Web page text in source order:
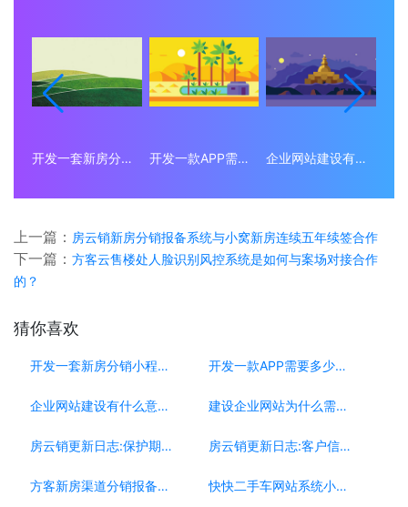
开发一套新房分销小程序系统要多少钱？ 开发一款APP需要多少钱？ 企业网站建设有什么意义？为什么要做企业网站？
上一篇： 房云销新房分销报备系统与小窝新房连续五年续签合作
下一篇： 方客云售楼处人脸识别风控系统是如何与案场对接合作
的？
猜你喜欢
开发一套新房分销小程序系统要多少钱？ 开发一款APP需要多少钱？
企业网站建设有什么意义？为什么要做企业网站？ 建设企业网站为什么需要移动端？
房云销更新日志:保护期更新[0223] 房云销更新日志:客户信息复制[0304]
方客新房渠道分销报备系统，渠道公司的必选系统 快快二手车网站系统小程序，如何助力车商搭建自己平台